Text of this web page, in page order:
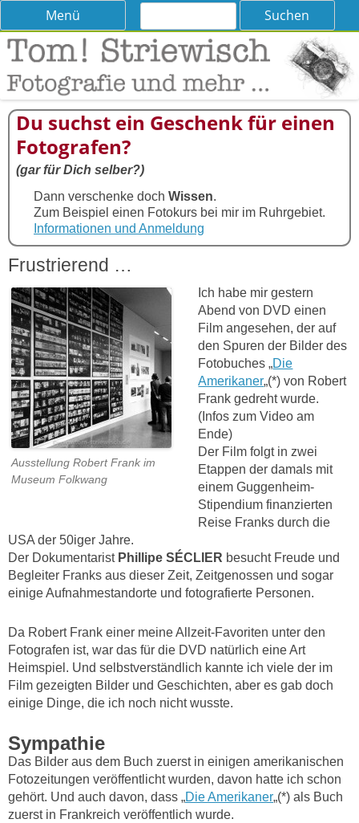
Tom! Striewisch – Fotografieren
lernen
Tipps und Tricks und Meinungen zur Fotografie
Menü
Skip
content
Suchen
Du suchst ein Geschenk für einen
Fotografen?
(gar für Dich selber?)
Dann verschenke doch Wissen.
Zum Beispiel einen Fotokurs bei mir im Ruhrgebiet.
Informationen und Anmeldung
Frustrierend …
Ausstellung Robert Frank im
Museum Folkwang
Ich habe mir gestern
Abend von DVD einen
Film angesehen, der auf
den Spuren der Bilder des
Fotobuches „Die
Amerikaner„(*) von Robert
Frank gedreht wurde.
(Infos zum Video am
Ende)
Der Film folgt in zwei
Etappen der damals mit
einem Guggenheim-
Stipendium finanzierten
Reise Franks durch die
USA der 50iger Jahre.
Der Dokumentarist Phillipe SÉCLIER besucht Freude und
Begleiter Franks aus dieser Zeit, Zeitgenossen und sogar
einige Aufnahmestandorte und fotografierte Personen.
Da Robert Frank einer meine Allzeit-Favoriten unter den
Fotografen ist, war das für die DVD natürlich eine Art
Heimspiel. Und selbstverständlich kannte ich viele der im
Film gezeigten Bilder und Geschichten, aber es gab doch
einige Dinge, die ich noch nicht wusste.
Sympathie
Das Bilder aus dem Buch zuerst in einigen amerikanischen
Fotozeitungen veröffentlicht wurden, davon hatte ich schon
gehört. Und auch davon, dass „Die Amerikaner„(*) als Buch
zuerst in Frankreich veröffentlich wurde.